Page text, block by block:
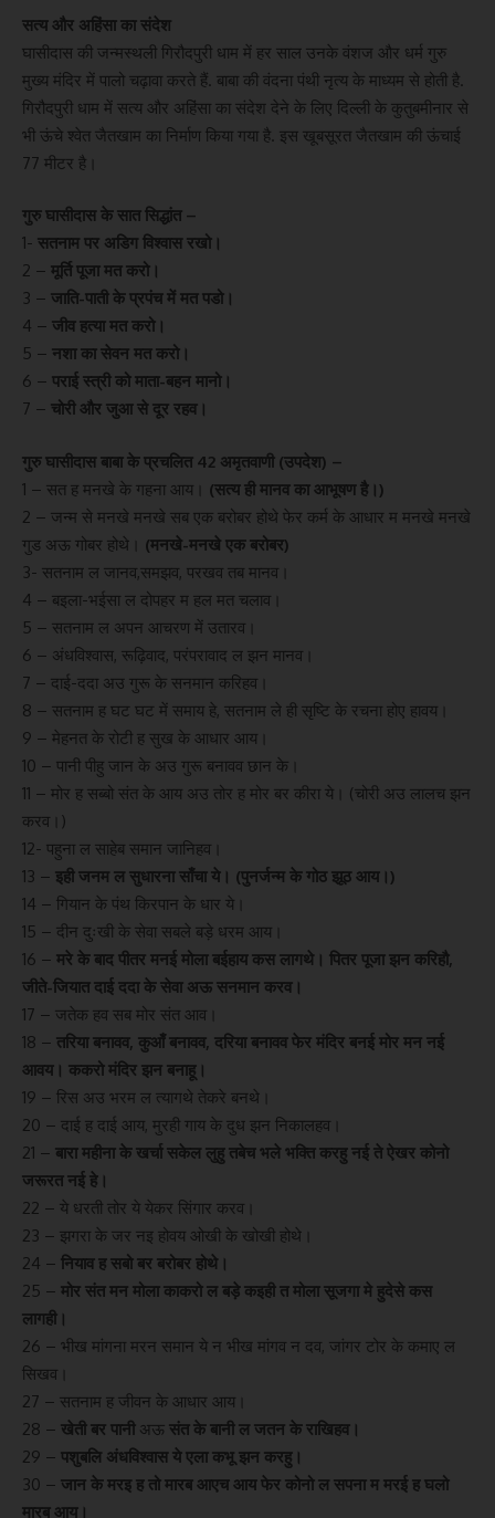
सत्य और अहिंसा का संदेश
घासीदास की जन्मस्थली गिरौदपुरी धाम में हर साल उनके वंशज और धर्म गुरु
मुख्य मंदिर में पालो चढ़ावा करते हैं. बाबा की वंदना पंथी नृत्य के माध्यम से होती है.
गिरौदपुरी धाम में सत्य और अहिंसा का संदेश देने के लिए दिल्ली के कुतुबमीनार से
भी ऊंचे श्वेत जैतखाम का निर्माण किया गया है. इस खूबसूरत जैतखाम की ऊंचाई
77 मीटर है।
गुरु घासीदास के सात सिद्धांत –
1- सतनाम पर अडिग विश्वास रखो।
2 – मूर्ति पूजा मत करो।
3 – जाति-पाती के प्रपंच में मत पडो।
4 – जीव हत्या मत करो।
5 – नशा का सेवन मत करो।
6 – पराई स्त्री को माता-बहन मानो।
7 – चोरी और जुआ से दूर रहव।
गुरु घासीदास बाबा के प्रचलित 42 अमृतवाणी (उपदेश) –
1 – सत ह मनखे के गहना आय। (सत्य ही मानव का आभूषण है।)
2 – जन्म से मनखे मनखे सब एक बरोबर होथे फेर कर्म के आधार म मनखे मनखे
गुड अऊ गोबर होथे। (मनखे-मनखे एक बरोबर)
3- सतनाम ल जानव,समझव, परखव तब मानव।
4 – बइला-भईसा ल दोपहर म हल मत चलाव।
5 – सतनाम ल अपन आचरण में उतारव।
6 – अंधविश्वास, रूढ़िवाद, परंपरावाद ल झन मानव।
7 – दाई-ददा अउ गुरू के सनमान करिहव।
8 – सतनाम ह घट घट में समाय हे, सतनाम ले ही सृष्टि के रचना होए हावय।
9 – मेहनत के रोटी ह सुख के आधार आय।
10 – पानी पीहु जान के अउ गुरू बनावव छान के।
11 – मोर ह सब्बो संत के आय अउ तोर ह मोर बर कीरा ये। (चोरी अउ लालच झन
करव।)
12- पहुना ल साहेब समान जानिहव।
13 – इही जनम ल सुधारना साँचा ये। (पुनर्जन्म के गोठ झूठ आय।)
14 – गियान के पंथ किरपान के धार ये।
15 – दीन दुःखी के सेवा सबले बड़े धरम आय।
16 – मरे के बाद पीतर मनई मोला बईहाय कस लागथे। पितर पूजा झन करिहौ,
जीते-जियात दाई ददा के सेवा अऊ सनमान करव।
17 – जतेक हव सब मोर संत आव।
18 – तरिया बनावव, कुआँ बनावव, दरिया बनावव फेर मंदिर बनई मोर मन नई
आवय। ककरो मंदिर झन बनाहू।
19 – रिस अउ भरम ल त्यागथे तेकरे बनथे।
20 – दाई ह दाई आय, मुरही गाय के दुध झन निकालहव।
21 – बारा महीना के खर्चा सकेल लुहु तबेच भले भक्ति करहु नई ते ऐखर कोनो
जरूरत नई हे।
22 – ये धरती तोर ये येकर सिंगार करव।
23 – झगरा के जर नइ होवय ओखी के खोखी होथे।
24 – नियाव ह सबो बर बरोबर होथे।
25 – मोर संत मन मोला काकरो ल बड़े कइही त मोला सूजगा मे हुदेसे कस
लागही।
26 – भीख मांगना मरन समान ये न भीख मांगव न दव, जांगर टोर के कमाए ल
सिखव।
27 – सतनाम ह जीवन के आधार आय।
28 – खेती बर पानी अऊ संत के बानी ल जतन के राखिहव।
29 – पशुबलि अंधविश्वास ये एला कभू झन करहु।
30 – जान के मरइ ह तो मारब आएच आय फेर कोनो ल सपना म मरई ह घलो
मारब आय।